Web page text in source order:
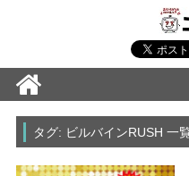
タグ: ビルバインRUSH 一